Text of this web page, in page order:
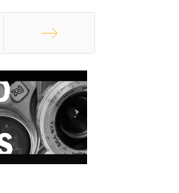
Trang sau